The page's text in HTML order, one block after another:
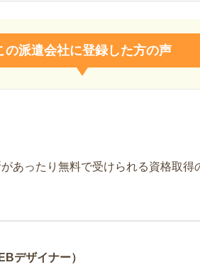
の派遣会社に登録した方の声
あったり無料で受けられる資格取得
デザイナー）